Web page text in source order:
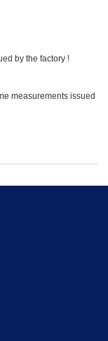
by the factory !
measurements issued